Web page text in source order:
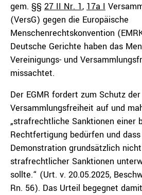
gem. §§ 27 II Nr. 1, 17a I
(VersG) gegen die Europäische
Menschenrechtskonvention
Deutsche Gerichte haben das
Vereinigungs- und
missachtet.
Der EGMR fordert zum Schutz der
Versammlungsfreiheit auf und
„strafrechtliche Sanktionen einer
Rechtfertigung bedürfen und
Demonstration grundsätzlich
strafrechtlicher Sanktionen
sollte.“ (Urt. v. 20.05.2025,
Rn. 56). Das Urteil begegnet